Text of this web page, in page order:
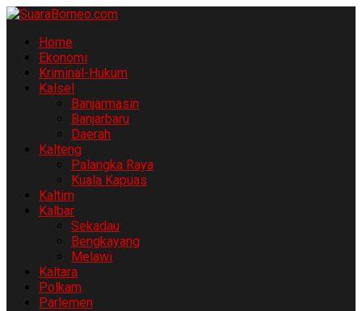
Home
Ekonomi
Kriminal-Hukum
Kalsel
Banjarmasin
Banjarbaru
Daerah
Kalteng
Palangka Raya
Kuala Kapuas
Kaltim
Kalbar
Sekadau
Bengkayang
Melawi
Kaltara
Polkam
Parlemen